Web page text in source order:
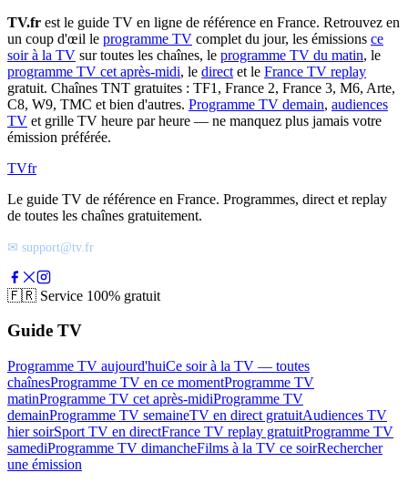
TV.fr est le guide TV en ligne de référence en France. Retrouvez en
un coup d'œil le programme TV complet du jour, les émissions ce
soir à la TV sur toutes les chaînes, le programme TV du matin, le
programme TV cet après-midi, le direct et le France TV replay
gratuit. Chaînes TNT gratuites : TF1, France 2, France 3, M6, Arte,
C8, W9, TMC et bien d'autres. Programme TV demain, audiences
TV et grille TV heure par heure — ne manquez plus jamais votre
émission préférée.
TVfr
Le guide TV de référence en France. Programmes, direct et replay
de toutes les chaînes gratuitement.
✉ support@tv.fr
🇫🇷 Service 100% gratuit
Guide TV
Programme TV aujourd'huiCe soir à la TV — toutes
chaînesProgramme TV en ce momentProgramme TV
matinProgramme TV cet après-midiProgramme TV
demainProgramme TV semaineTV en direct gratuitAudiences TV
hier soirSport TV en directFrance TV replay gratuitProgramme TV
samediProgramme TV dimancheFilms à la TV ce soirRechercher
une émission